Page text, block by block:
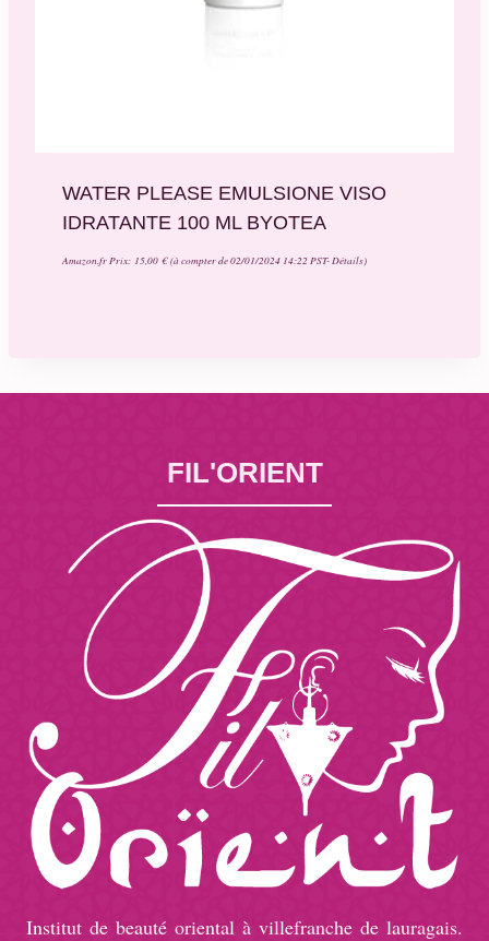
WATER PLEASE EMULSIONE VISO
IDRATANTE 100 ML BYOTEA
Amazon.fr Prix: 15,00 €(à compter de 02/01/2024 14:22 PST-Détails)
FIL'ORIENT
Institut de beauté oriental à villefranche de lauragais.